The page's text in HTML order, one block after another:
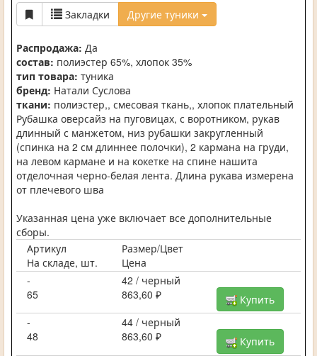
Закладки Другие туники
Распродажа: Да
состав: полиэстер 65%, хлопок 35%
тип товара: туника
бренд: Натали Суслова
ткани: полиэстер,, смесовая ткань,, хлопок плательный
Рубашка оверсайз на пуговицах, с воротником, рукав
длинный с манжетом, низ рубашки закругленный
(спинка на 2 см длиннее полочки), 2 кармана на груди,
на левом кармане и на кокетке на спине нашита
отделочная черно-белая лента. Длина рукава измерена
от плечевого шва
Указанная цена уже включает все дополнительные
сборы.
Артикул
Размер/Цвет
На складе, шт.
Цена
-
42 / черный
65
863,60 ₽
Купить
-
44 / черный
48
863,60 ₽
Купить